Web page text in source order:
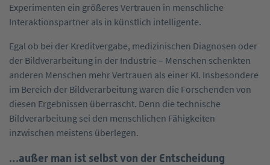
Experimenten ein größeres Vertrauen in menschliche
Interaktionspartner als in künstlich intelligente.
Egal ob bei der Kreditvergabe, medizinischen Diagnosen oder
der Bildverarbeitung in der Industrie – Menschen schenkten
anderen Menschen mehr Vertrauen als einer KI. Insbesondere
im Bereich der Bildverarbeitung waren die Forschenden von
diesen Ergebnissen überrascht. Denn die technische
Bildverarbeitung sei den menschlichen Fähigkeiten
inzwischen meistens überlegen.
…außer man ist selbst von der Entscheidung